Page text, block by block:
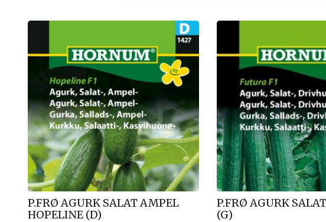
P.FRØ AGURK SALAT AMPEL
HOPELINE (D)
P.FRØ AGURK
(G)